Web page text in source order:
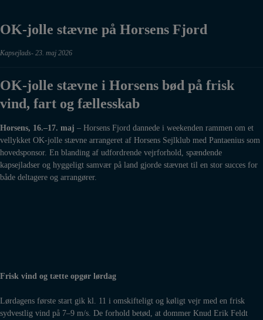
OK-jolle stævne på Horsens Fjord
Kapsejlads 23. maj 2026
OK-jolle stævne i Horsens bød på frisk
vind, fart og fællesskab
Horsens, 16.–17. maj – Horsens Fjord dannede i weekenden rammen om et
vellykket OK-jolle stævne arrangeret af Horsens Sejlklub med Pantaenius som
hovedsponsor. En blanding af udfordrende vejrforhold, spændende
kapsejladser og hyggeligt samvær på land gjorde stævnet til en stor succes for
både deltagere og arrangører.
Frisk vind og tætte opgør lørdag
Lørdagens første start gik kl. 11 i omskifteligt og køligt vejr med en frisk
sydvestlig vind på 7–9 m/s. De forhold betød, at dommer Knud Erik Feldt